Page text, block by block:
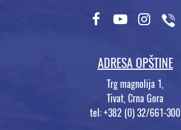
ADRESA OPŠTINE
Trg magnolija 1,
Tivat, Crna Gora
tel: +382 (0) 32/661-300